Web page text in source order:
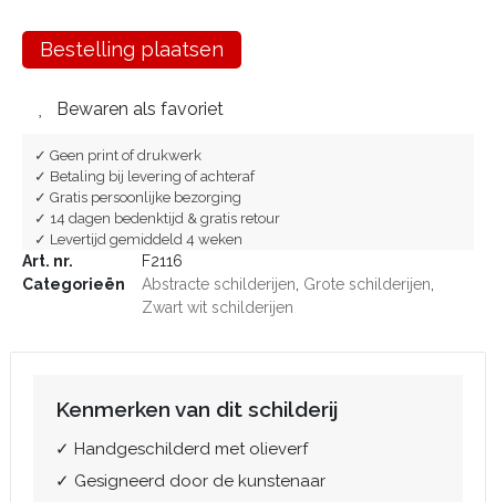
Bestelling plaatsen
Bewaren als favoriet
✓ Geen print of drukwerk
✓ Betaling bij levering of achteraf
✓ Gratis persoonlijke bezorging
✓ 14 dagen bedenktijd & gratis retour
✓ Levertijd gemiddeld 4 weken
Art. nr.
F2116
Categorieën
Abstracte schilderijen Grote schilderijen
Zwart wit schilderijen
Kenmerken van dit schilderij
✓ Handgeschilderd met olieverf
✓ Gesigneerd door de kunstenaar